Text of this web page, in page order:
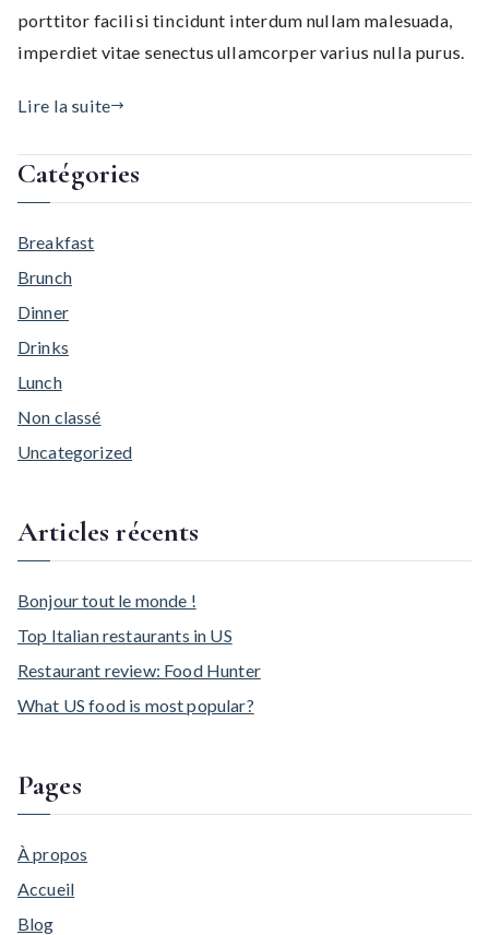
porttitor facilisi tincidunt interdum nullam malesuada,
imperdiet vitae senectus ullamcorper varius nulla purus.
Lire la suite
Catégories
Breakfast
Brunch
Dinner
Drinks
Lunch
Non classé
Uncategorized
Articles récents
Bonjour tout le monde !
Top Italian restaurants in US
Restaurant review: Food Hunter
What US food is most popular?
Pages
À propos
Accueil
Blog